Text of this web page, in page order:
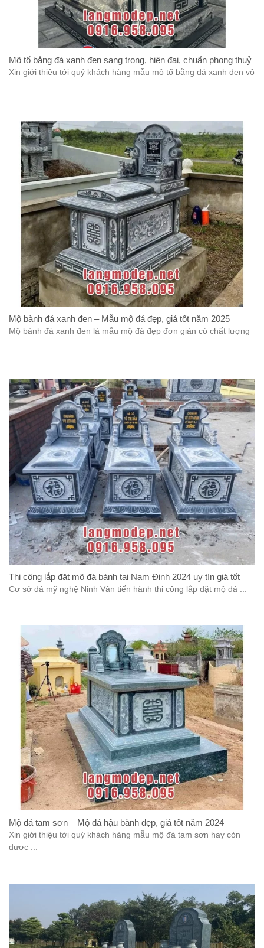
Mộ tổ bằng đá xanh đen sang trọng, hiện đại, chuẩn phong thuỷ
Xin giới thiệu tới quý khách hàng mẫu mộ tổ bằng đá xanh đen vô
...
Mộ bành đá xanh đen – Mẫu mộ đá đẹp, giá tốt năm 2025
Mộ bành đá xanh đen là mẫu mộ đá đẹp đơn giản có chất lượng
...
Thi công lắp đặt mộ đá bành tại Nam Định 2024 uy tín giá tốt
Cơ sở đá mỹ nghệ Ninh Vân tiến hành thi công lắp đặt mộ đá ...
Mộ đá tam sơn – Mộ đá hậu bành đẹp, giá tốt năm 2024
Xin giới thiệu tới quý khách hàng mẫu mộ đá tam sơn hay còn
được ...